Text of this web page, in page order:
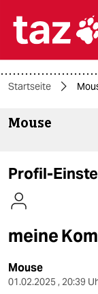

themen
kultur
sport
Startseite
Mouse
Profil-
meine
Mouse
01.02.2025 , 20:39